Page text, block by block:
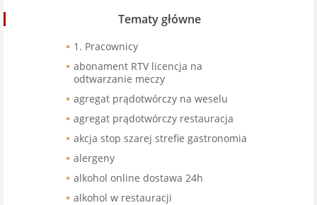
Tematy główne
1. Pracownicy
abonament RTV licencja na
odtwarzanie meczy
agregat prądotwórczy na weselu
agregat prądotwórczy restauracja
akcja stop szarej strefie gastronomia
alergeny
alkohol online dostawa 24h
alkohol w restauracji